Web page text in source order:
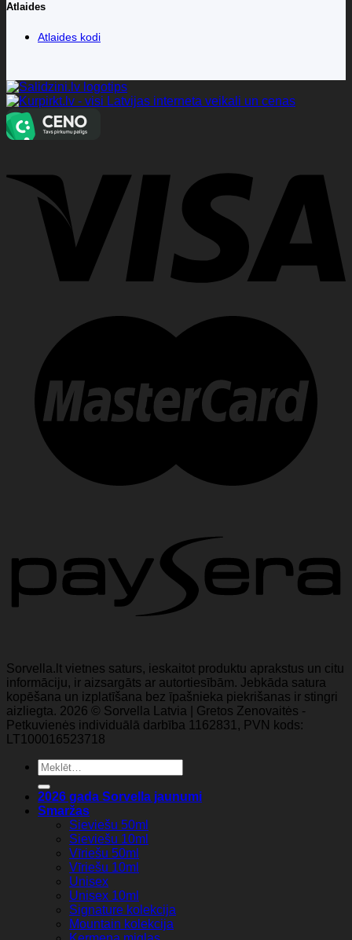
Atlaides
Atlaides kodi
Sorvella.lt vietnes saturs, ieskaitot produktu aprakstus un citu
informāciju, ir aizsargāts ar autortiesībām. Jebkāda satura
kopēšana un izplatīšana bez īpašnieka piekrišanas ir stingri
aizliegta. 2026 © Sorvella Latvia | Gretos Zenovaitės -
Petkuvienės individuālā darbība 1162831, PVN kods:
LT100016523718
Meklēt:
2026 gada Sorvella jaunumi
Smaržas
Sieviešu 50ml
Sieviešu 10ml
Vīriešu 50ml
Vīriešu 10ml
Unisex
Unisex 10ml
Signature kolekcija
Mountain kolekcija